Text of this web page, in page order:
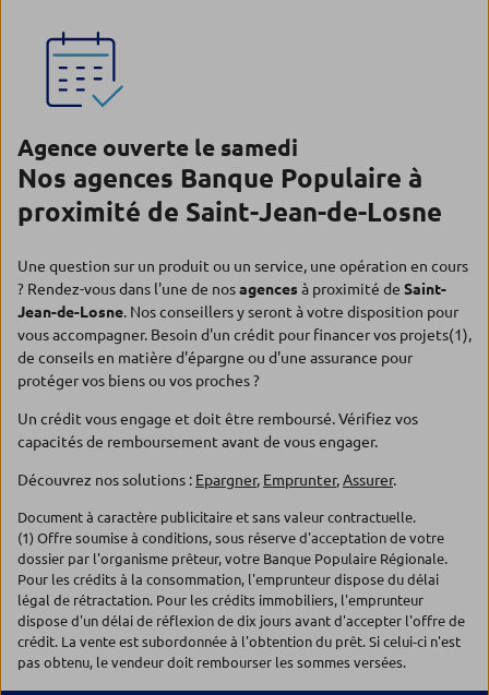
Agence ouverte le samedi
Nos agences Banque Populaire à
proximité de Saint-Jean-de-Losne
Une question sur un produit ou un service, une opération en cours
? Rendez-vous dans l'une de nosagencesà proximité de Saint-
Jean-de-Losne. Nos conseillers y seront à votre disposition pour
vous accompagner. Besoin d'un crédit pour financer vos projets(1),
de conseils en matière d'épargne ou d'une assurance pour
protéger vos biens ou vos proches ?
Un crédit vous engage et doit être remboursé. Vérifiez vos
capacités de remboursement avant de vous engager.
Découvrez nos solutions : Epargner, Emprunter,Assurer.
Document à caractère publicitaire et sans valeur contractuelle.
(1) Offre soumise à conditions, sous réserve d'acceptation de votre
dossier par l'organisme prêteur, votre Banque Populaire Régionale.
Pour les crédits à la consommation, l'emprunteur dispose du délai
légal de rétractation. Pour les crédits immobiliers, l'emprunteur
dispose d'un délai de réflexion de dix jours avant d'accepter l'offre de
crédit. La vente est subordonnée à l'obtention du prêt. Si celui-ci n'est
pas obtenu, le vendeur doit rembourser les sommes versées.